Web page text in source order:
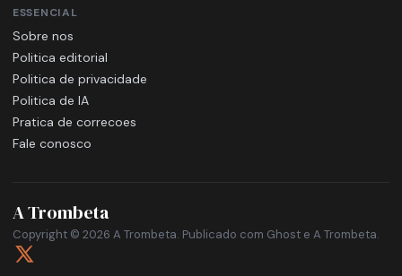
ESSENCIAL
Sobre nos
Politica editorial
Politica de privacidade
Politica de IA
Pratica de correcoes
Fale conosco
A Trombeta
Copyright © 2026 A Trombeta. Publicado com Ghost e A Trombeta.